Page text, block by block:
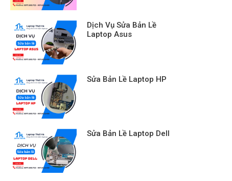
Dịch Vụ Sửa Bản Lề
Laptop Asus
Sửa Bản Lề Laptop HP
Sửa Bản Lề Laptop Dell